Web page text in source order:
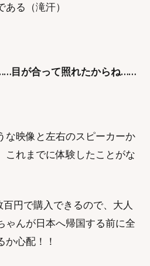
る（滝汗）
目が合って照れたからね……
な映像と左右のスピーカーか
これまでに体験したことがな
円で購入できるので、大人
ゃんが日本へ帰国する前に全
か心配！！